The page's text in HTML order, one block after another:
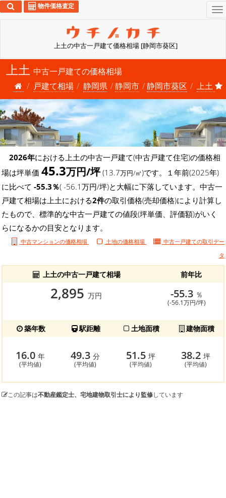
上土の中古一戸建て価格相場 [静岡市葵区]
物件価格査定
上土 中古一戸建ての価格相場
戸建て相場
静岡県 静岡市 静岡市葵区 上土
2026年における上土の中古一戸建て(中古戸建て住宅)の価格相
場は坪単価 45.3万円/坪(13.7万円/㎡)です。１年前(2025年)
に比べて -55.3％( -56.1万円/坪)と大幅に下落しています。中古一
戸建て相場は上土における2件の取引価格(売却価格)により計算し
たもので、標準的な中古一戸建ての値段(坪単価、評価額)がいく
らになるかの目安となります。
中古マンションの価格相場 土地の価格相場 中古一戸建ての取引デー
タ
上土の中古一戸建て相場 前年比
2,895 万円 -55.3 ％
(-56.1万円/坪)
築年数 駅距離 土地面積 建物面積
16.0 年
(平均値)
49.3分
(平均値)
51.5 坪
(平均値)
38.2坪
(平均値)
この記事は不動産鑑定士、宅地建物取引士により監修しています